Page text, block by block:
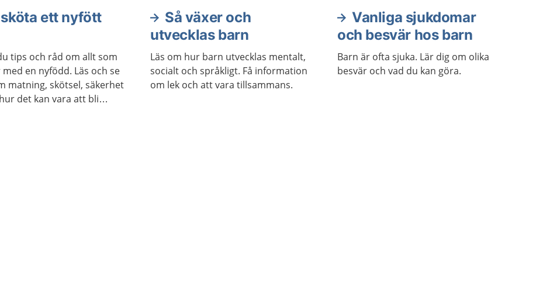
ett nyfött
tips och råd om allt som
en nyfödd. Läs och se
matning, skötsel, säkerhet
det kan vara att bli
Så växer och
utvecklas barn
Läs om hur barn utvecklas mentalt,
socialt och språkligt. Få information
om lek och att vara tillsammans.
Vanliga sjukdomar
och besvär hos barn
Barn är ofta sjuka. Lär dig om olika
besvär och vad du kan göra.